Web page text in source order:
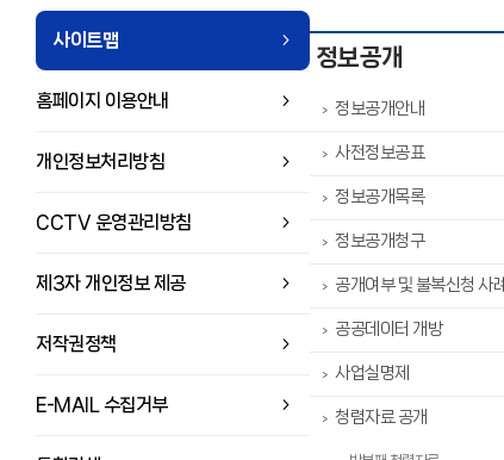
사이트맵
홈페이지 이용안내
개인정보처리방침
CCTV 운영관리방침
제3자 개인정보 제공
저작권정책
E-MAIL 수집거부
정보공개
> 정보공개안내
> 사전정보공표
> 정보공개목록
> 정보공개청구
> 공개여부 및 불복신청 사례
> 공공데이터 개방
> 사업실명제
> 청렴자료 공개